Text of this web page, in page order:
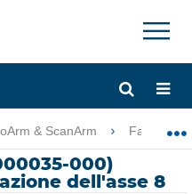
×
globale
& ScanArm FaroArm
000)
dell'asse 8